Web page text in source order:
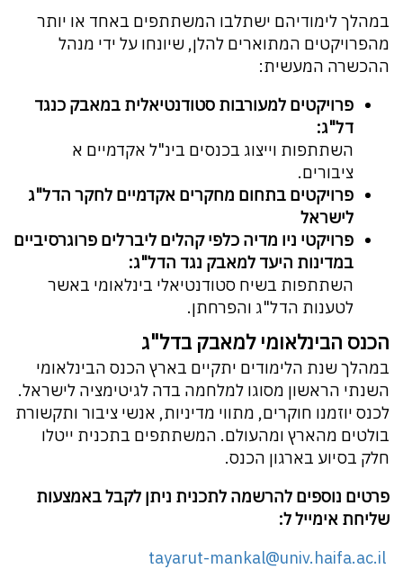
במהלך לימודיהם ישתלבו המשתתפים באחד או יותר
מהפרויקטים המתוארים להלן, שיונחו על ידי מנהל
ההכשרה המעשית:
פרויקטים למעורבות סטודנטיאלית במאבק כנגד
דל"ג:
השתתפות וייצוג בכנסים בינ"ל אקדמיים א
ציבורים.
פרויקטים בתחום מחקרים אקדמיים לחקר הדל"ג
לישראל
פרויקטי ניו מדיה כלפי קהלים ליברלים פרוגרסיביים
במדינות היעד למאבק נגד הדל"ג:
השתתפות בשיח סטודנטיאלי בינלאומי באשר
לטענות הדל"ג והפרחתן.
הכנס הבינלאומי למאבק בדל"ג
במהלך שנת הלימודים יתקיים בארץ הכנס הבינלאומי
השנתי הראשון מסוגו למלחמה בדה לגיטימציה לישראל.
לכנס יוזמנו חוקרים, מתווי מדיניות, אנשי ציבור ותקשורת
בולטים מהארץ ומהעולם. המשתתפים בתכנית ייטלו
חלק בסיוע בארגון הכנס.
פרטים נוספים להרשמה לתכנית ניתן לקבל באמצעות
שליחת אימייל ל:
tayarut-mankal@univ.haifa.ac.il